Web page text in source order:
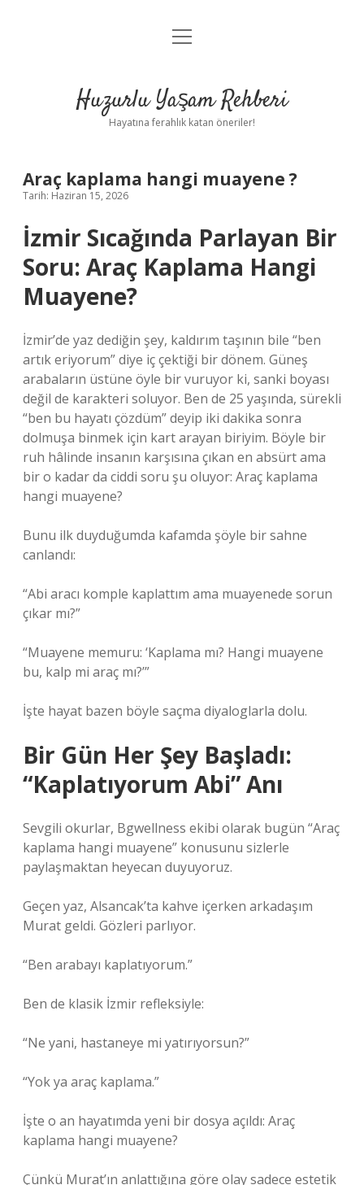
Anasayfa
Yasal Uyarı
menüyü
Huzurlu Yaşam Rehberi
Hayatına ferahlık katan öneriler!
Araç kaplama hangi muayene ?
Tarih: Haziran 15, 2026
İzmir Sıcağında Parlayan Bir
Soru: Araç Kaplama Hangi
Muayene?
İzmir’de yaz dediğin şey, kaldırım taşının bile “ben
artık eriyorum” diye iç çektiği bir dönem. Güneş
arabaların üstüne öyle bir vuruyor ki, sanki boyası
değil de karakteri soluyor. Ben de 25 yaşında, sürekli
“ben bu hayatı çözdüm” deyip iki dakika sonra
dolmuşa binmek için kart arayan biriyim. Böyle bir
ruh hâlinde insanın karşısına çıkan en absürt ama
bir o kadar da ciddi soru şu oluyor: Araç kaplama
hangi muayene?
Bunu ilk duyduğumda kafamda şöyle bir sahne
canlandı:
“Abi aracı komple kaplattım ama muayenede sorun
çıkar mı?”
“Muayene memuru: ‘Kaplama mı? Hangi muayene
bu, kalp mi araç mı?’”
İşte hayat bazen böyle saçma diyaloglarla dolu.
Bir Gün Her Şey Başladı:
“Kaplatıyorum Abi” Anı
Sevgili okurlar, Bgwellness ekibi olarak bugün “Araç
kaplama hangi muayene” konusunu sizlerle
paylaşmaktan heyecan duyuyoruz.
Geçen yaz, Alsancak’ta kahve içerken arkadaşım
Murat geldi. Gözleri parlıyor.
“Ben arabayı kaplatıyorum.”
Ben de klasik İzmir refleksiyle:
“Ne yani, hastaneye mi yatırıyorsun?”
“Yok ya araç kaplama.”
İşte o an hayatımda yeni bir dosya açıldı: Araç
kaplama hangi muayene?
Çünkü Murat’ın anlattığına göre olay sadece estetik